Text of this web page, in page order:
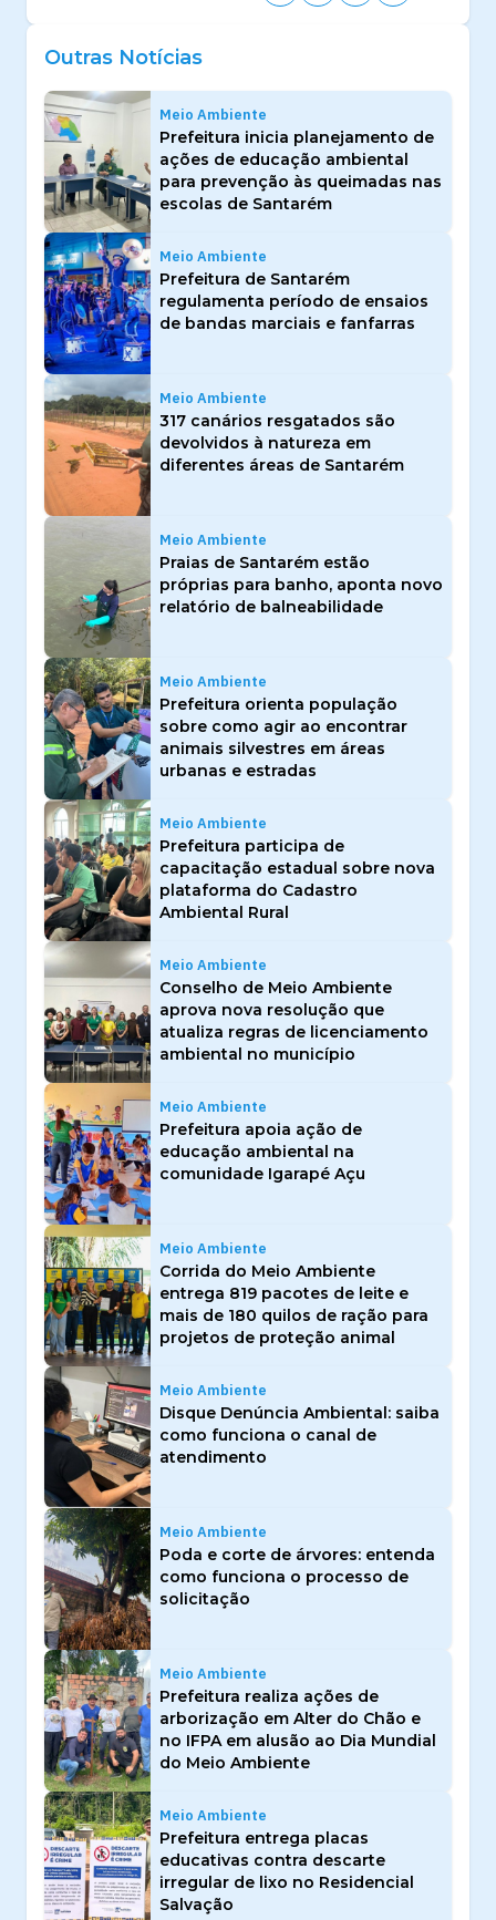
Outras Notícias
Meio Ambiente
Prefeitura inicia planejamento de
ações de educação ambiental
para prevenção às queimadas nas
escolas de Santarém
Meio Ambiente
Prefeitura de Santarém
regulamenta período de ensaios
de bandas marciais e fanfarras
Meio Ambiente
317 canários resgatados são
devolvidos à natureza em
diferentes áreas de Santarém
Meio Ambiente
Praias de Santarém estão
próprias para banho, aponta novo
relatório de balneabilidade
Meio Ambiente
Prefeitura orienta população
sobre como agir ao encontrar
animais silvestres em áreas
urbanas e estradas
Meio Ambiente
Prefeitura participa de
capacitação estadual sobre nova
plataforma do Cadastro
Ambiental Rural
Meio Ambiente
Conselho de Meio Ambiente
aprova nova resolução que
atualiza regras de licenciamento
ambiental no município
Meio Ambiente
Prefeitura apoia ação de
educação ambiental na
comunidade Igarapé Açu
Meio Ambiente
Corrida do Meio Ambiente
entrega 819 pacotes de leite e
mais de 180 quilos de ração para
projetos de proteção animal
Meio Ambiente
Disque Denúncia Ambiental: saiba
como funciona o canal de
atendimento
Meio Ambiente
Poda e corte de árvores: entenda
como funciona o processo de
solicitação
Meio Ambiente
Prefeitura realiza ações de
arborização em Alter do Chão e
no IFPA em alusão ao Dia Mundial
do Meio Ambiente
Meio Ambiente
Prefeitura entrega placas
educativas contra descarte
irregular de lixo no Residencial
Salvação